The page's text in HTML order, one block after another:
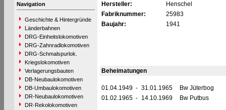
Navigation
Geschichte & Hintergründe
Länderbahnen
DRG-Einheitslokomotiven
DRG-Zahnradlokomotiven
DRG-Schmalspurlok.
Kriegslokomotiven
Verlagerungsbauten
DB-Neubaulokomotiven
DB-Umbaulokomotiven
DR-Neubaulokomotiven
DR-Rekolokomotiven
Hersteller:
Henschel
Fabriknummer:
25983
Baujahr:
1941
Beheimatungen
01.04.1949 - 31.01.1965
Bw Jüterbog
01.02.1965 - 14.10.1969 Bw Putbus